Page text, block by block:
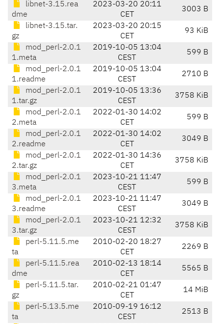
libnet-3.15.rea
dme
2023-03-20 20:11
CET
3003 B
libnet-3.15.tar.
gz
2023-03-20 20:15
CET
93 KiB
mod_perl-2.0.1
1.meta
2019-10-05 13:04
CEST
599 B
mod_perl-2.0.1
1.readme
2019-10-05 13:04
CEST
2710 B
mod_perl-2.0.1
1.tar.gz
2019-10-05 13:36
CEST
3758 KiB
mod_perl-2.0.1
2.meta
2022-01-30 14:02
CET
599 B
mod_perl-2.0.1
2.readme
2022-01-30 14:02
CET
3049 B
mod_perl-2.0.1
2.tar.gz
2022-01-30 14:36
CET
3758 KiB
mod_perl-2.0.1
3.meta
2023-10-21 11:47
CEST
599 B
mod_perl-2.0.1
3.readme
2023-10-21 11:47
CEST
3049 B
mod_perl-2.0.1
3.tar.gz
2023-10-21 12:32
CEST
3758 KiB
perl-5.11.5.me
ta
2010-02-20 18:27
CET
2269 B
perl-5.11.5.rea
dme
2010-02-13 18:14
CET
5565 B
perl-5.11.5.tar.
gz
2010-02-21 01:47
CET
14 MiB
perl-5.13.5.me
ta
2010-09-19 16:12
CEST
2513 B